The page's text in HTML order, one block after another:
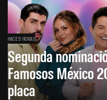
HACE 5 HORAS
Segunda
Famosos México
placa